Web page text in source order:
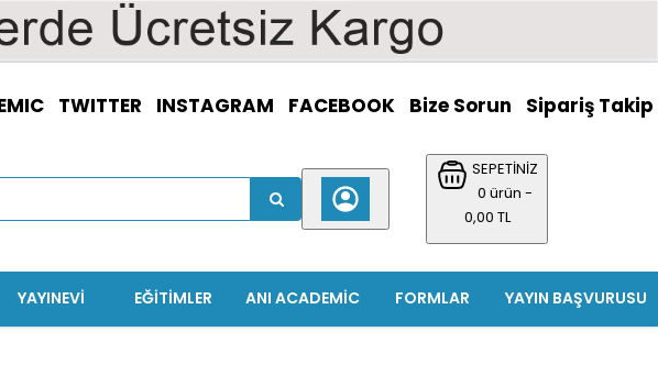
TWITTER INSTAGRAM FACEBOOK Bize Sorun Sipariş Takip
SEPETİNİZ
0 ürün -
0,00 TL
YAYIN BAŞVURUSU
FORMLAR
ANI ACADEMIC
EĞITIMLER
YAYINEVİ